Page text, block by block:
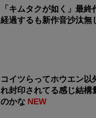
「キムタクが如く」最終
経過するも新作音沙汰無
コイツらってホウエン以
れ封印されてる感じ結構
のかな NEW